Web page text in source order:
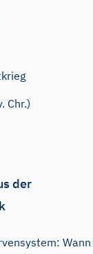
Chr.)
der
Wann